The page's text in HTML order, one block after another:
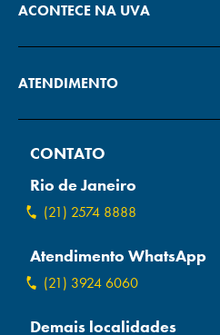
ACONTECE NA UVA
ATENDIMENTO
CONTATO
Rio de Janeiro
(21) 2574 8888
Atendimento WhatsApp
(21) 3924 6060
Demais localidades